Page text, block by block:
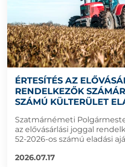
ÉRTESÍTÉS AZ
RENDELKEZŐK
SZÁMÚ KÜLTERÜLET
Szatmárnémeti
az elővásárlási joggal
52-2026-os számú eladási
2026.07.17